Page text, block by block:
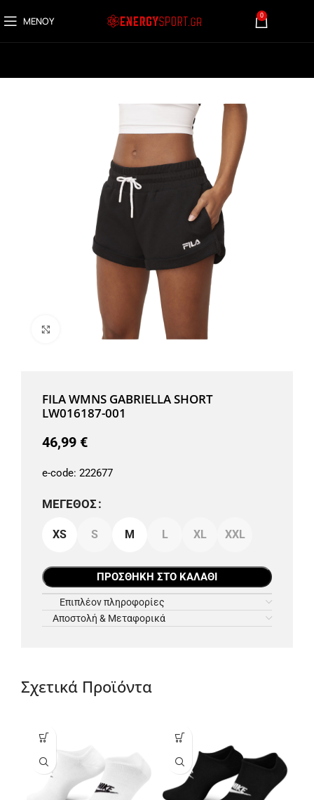
ΜΕΝΟΎ 0
Μεγέθυνση
FILA WMNS GABRIELLA SHORT
LW016187-001
46,99 €
e-code: 222677
ΜΈΓΕΘΟΣ
XS S M L XL XXL
ΠΡΟΣΘΉΚΗ ΣΤΟ ΚΑΛΆΘΙ
Επιπλέον πληροφορίες
Αποστολή & Μεταφορικά
Σχετικά Προϊόντα